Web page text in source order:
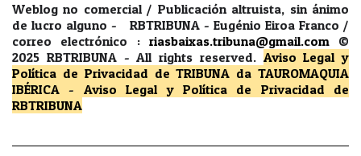
Weblog no comercial / Publicación altruista, sin ánimo
de lucro alguno - RBTRIBUNA - Eugénio Eiroa Franco /
correo electrónico : riasbaixas.tribuna@gmail.com
©
2025 RBTRIBUNA -All rights reserved. Aviso Legal y
Política de Privacidad de TRIBUNA da TAUROMAQUIA
IBÉRICA - Aviso Legal y Política de Privacidad
de
RBTRIBUNA